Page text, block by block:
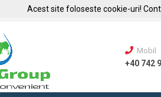
Mobil
+40 742
Acest site foloseste cookie-uri!